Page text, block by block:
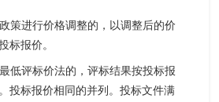
策进行价格调整的，以调整后的价
标报价。
低评标价法的，评标结果按投标报
投标报价相同的并列。投标文件满